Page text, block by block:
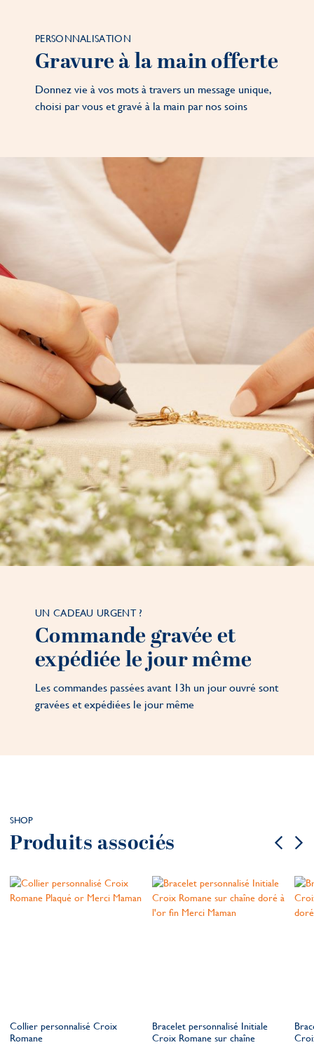
PERSONNALISATION
Gravure à la main offerte
Donnez vie à vos mots à travers un message unique,
choisi par vous et gravé à la main par nos soins
UN CADEAU URGENT ?
Commande gravée et
expédiée le jour même
Les commandes passées avant 13h un jour ouvré sont
gravées et expédiées le jour même
SHOP
Produits associés
Collier personnalisé Croix
Romane
Bracelet personnalisé Initiale
Croix Romane sur chaîne